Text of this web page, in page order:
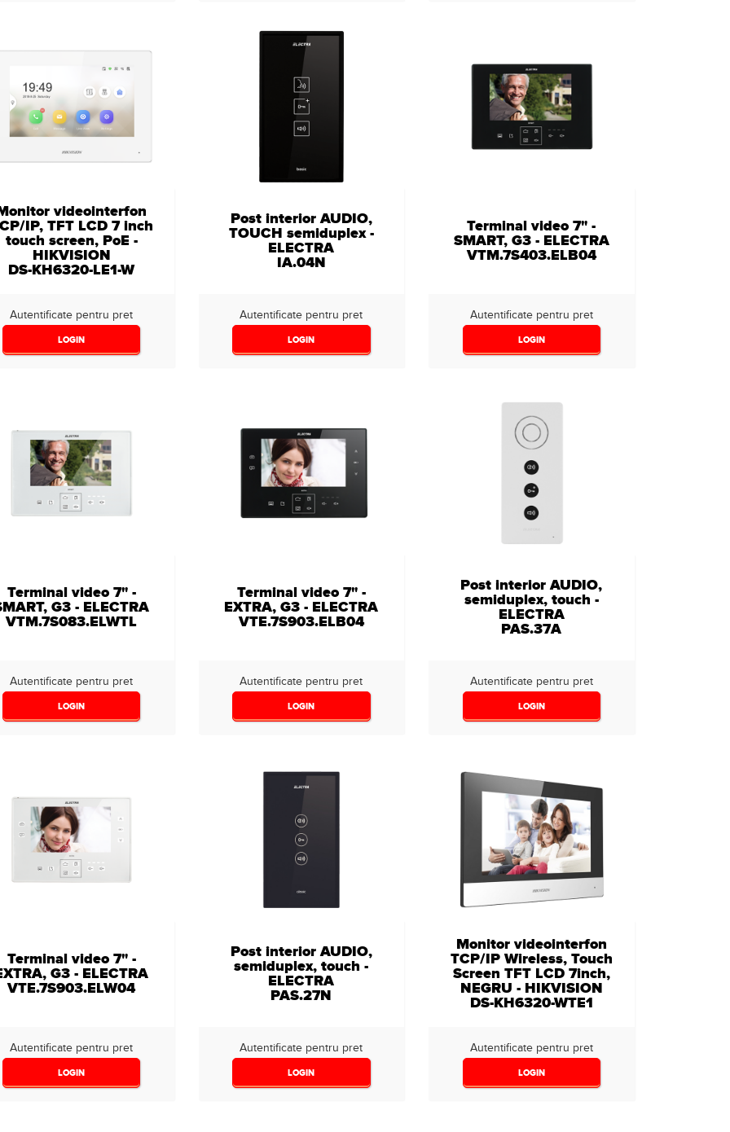
videointerfon
IP, TFT LCD 7 inch
touch screen, PoE -
HIKVISION
DS-KH6320-LE1-W
Autentificate pentru pret
LOGIN
Post interior AUDIO,
TOUCH semiduplex -
ELECTRA
IA.04N
Autentificate pentru pret
LOGIN
Terminal video 7" -
SMART, G3 - ELECTRA
VTM.7S403.ELB04
Autentificate pentru pret
LOGIN
Terminal video 7" -
G3 - ELECTRA
VTM.7S083.ELWTL
Autentificate pentru pret
LOGIN
Terminal video 7" -
EXTRA, G3 - ELECTRA
VTE.7S903.ELB04
Autentificate pentru pret
LOGIN
Post interior AUDIO,
semiduplex, touch -
ELECTRA
PAS.37A
Autentificate pentru pret
LOGIN
Terminal video 7" -
G3 - ELECTRA
VTE.7S903.ELW04
Autentificate pentru pret
LOGIN
Post interior AUDIO,
semiduplex, touch -
ELECTRA
PAS.27N
Autentificate pentru pret
LOGIN
Monitor videointerfon
TCP/IP Wireless, Touch
Screen TFT LCD 7inch,
NEGRU - HIKVISION
DS-KH6320-WTE1
Autentificate pentru pret
LOGIN